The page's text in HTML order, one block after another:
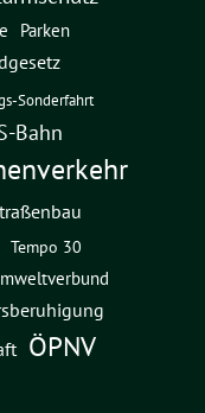
Parken
Sonderfahrt
Bahn
Tempo 30
ÖPNV